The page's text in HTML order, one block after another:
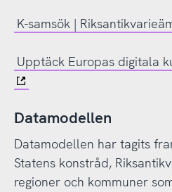
K-samsök |
Upptäck Europas digitala
Datamodellen
Datamodellen har tagits
Statens konstråd,
regioner och kommuner